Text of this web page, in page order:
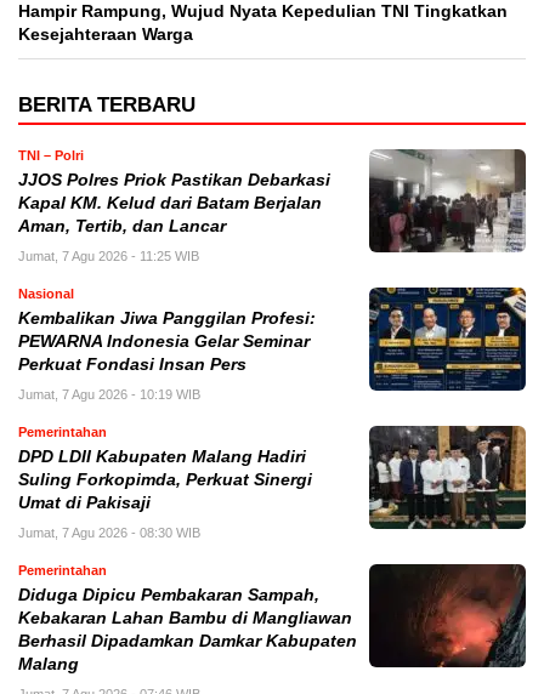
Hampir Rampung, Wujud Nyata Kepedulian TNI Tingkatkan
Kesejahteraan Warga
BERITA TERBARU
TNI – Polri
JJOS Polres Priok Pastikan Debarkasi
Kapal KM. Kelud dari Batam Berjalan
Aman, Tertib, dan Lancar
Jumat, 7 Agu 2026 - 11:25 WIB
Nasional
Kembalikan Jiwa Panggilan Profesi:
PEWARNA Indonesia Gelar Seminar
Perkuat Fondasi Insan Pers
Jumat, 7 Agu 2026 - 10:19 WIB
Pemerintahan
DPD LDII Kabupaten Malang Hadiri
Suling Forkopimda, Perkuat Sinergi
Umat di Pakisaji
Jumat, 7 Agu 2026 - 08:30 WIB
Pemerintahan
Diduga Dipicu Pembakaran Sampah,
Kebakaran Lahan Bambu di Mangliawan
Berhasil Dipadamkan Damkar Kabupaten
Malang